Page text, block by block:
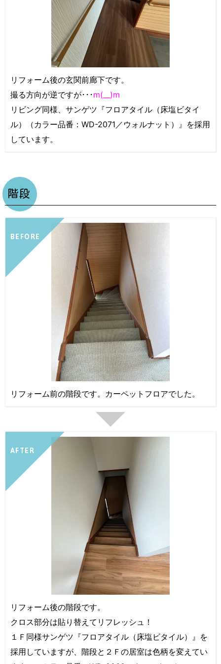
リフォーム後の玄関前廊下です。
撮る方向が逆ですが･･･ m(__)m
リビング同様、サンゲツ『フロアタイル（床塩ビタイ
ル）（カラー品番：WD-2071／ウォルナット）』を採用
しています。
階段
BEFORE
リフォーム前の階段です。カーペットフロアでした。
AFTER
リフォーム後の階段です。
クロス部分は貼り替えてリフレッシュ！
１Ｆ同様サンゲツ『フロアタイル（床塩ビタイル）』を
採用していますが、階段と２Ｆの居室は色柄を変えてい